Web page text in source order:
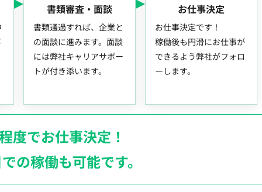
書類審査・面談
書類通過すれば、企業と
の面談に進みます。面談
には弊社キャリアサポー
トが付き添います。
お仕事決定
お仕事決定です！
稼働後も円滑にお仕事が
できるよう弊社がフォロ
ーします。
度でお仕事決定！
の稼働も可能です。